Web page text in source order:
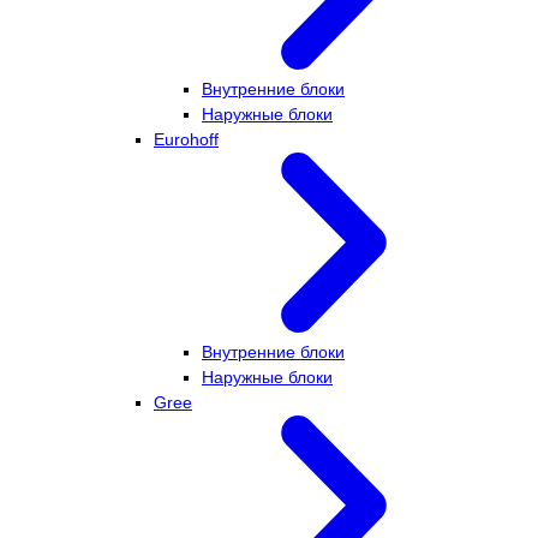
Внутренние блоки
Наружные блоки
Eurohoff
Внутренние блоки
Наружные блоки
Gree